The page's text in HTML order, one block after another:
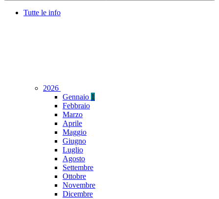
Tutte le info
2026
Gennaio 1
Febbraio
Marzo
Aprile
Maggio
Giugno
Luglio
Agosto
Settembre
Ottobre
Novembre
Dicembre